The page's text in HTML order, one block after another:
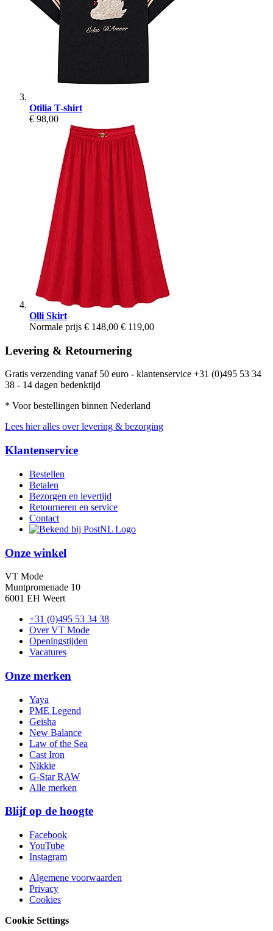
Otilia T-shirt
€ 98,00
Olli Skirt
Normale prijs € 148,00 € 119,00
Levering & Retournering
Gratis verzending vanaf 50 euro - klantenservice +31 (0)495 53 34
38 - 14 dagen bedenktijd
* Voor bestellingen binnen Nederland
Lees hier alles over levering & bezorging
Klantenservice
Bestellen
Betalen
Bezorgen en levertijd
Retourneren en service
Contact
Onze winkel
VT Mode
Muntpromenade 10
6001 EH Weert
+31 (0)495 53 34 38
Over VT Mode
Openingstijden
Vacatures
Onze merken
Yaya
PME Legend
Geisha
New Balance
Law of the Sea
Cast Iron
Nikkie
G-Star RAW
Alle merken
Blijf op de hoogte
Facebook
YouTube
Instagram
Algemene voorwaarden
Privacy
Cookies
Cookie Settings